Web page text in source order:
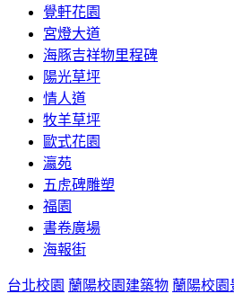
覺軒花園
宮燈大道
海豚吉祥物里程碑
陽光草坪
情人道
牧羊草坪
歐式花園
瀛苑
五虎碑雕塑
福園
書卷廣場
海報街
台北校園 蘭陽校園建築物 蘭陽校園